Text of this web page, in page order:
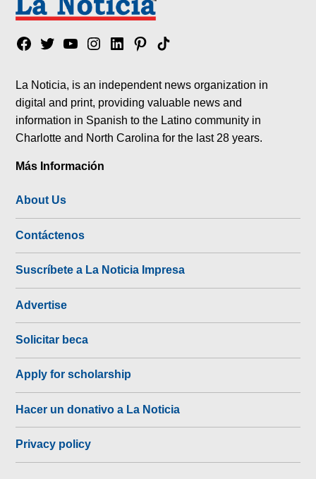
Facebook
TwitterYouTubeInstagram
LinkedinPinterest
Tik
La Noticia, is an independent news organization in
digital and print, providing valuable news and
information in Spanish to the Latino community in
Charlotte and North Carolina for the last 28 years.
Más Información
About Us
Contáctenos
Suscríbete a La Noticia Impresa
Advertise
Solicitar beca
Apply for scholarship
Hacer un donativo a La Noticia
Privacy policy